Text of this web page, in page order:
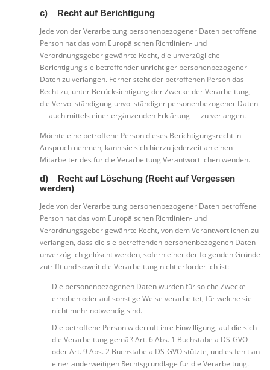
c) Recht auf Berichtigung
Jede von der Verarbeitung personenbezogener Daten betroffene
Person hat das vom Europäischen Richtlinien- und
Verordnungsgeber gewährte Recht, die unverzügliche
Berichtigung sie betreffender unrichtiger personenbezogener
Daten zu verlangen. Ferner steht der betroffenen Person das
Recht zu, unter Berücksichtigung der Zwecke der Verarbeitung,
die Vervollständigung unvollständiger personenbezogener Daten
— auch mittels einer ergänzenden Erklärung — zu verlangen.
Möchte eine betroffene Person dieses Berichtigungsrecht in
Anspruch nehmen, kann sie sich hierzu jederzeit an einen
Mitarbeiter des für die Verarbeitung Verantwortlichen wenden.
d) Recht auf Löschung (Recht auf Vergessen
werden)
Jede von der Verarbeitung personenbezogener Daten betroffene
Person hat das vom Europäischen Richtlinien- und
Verordnungsgeber gewährte Recht, von dem Verantwortlichen zu
verlangen, dass die sie betreffenden personenbezogenen Daten
unverzüglich gelöscht werden, sofern einer der folgenden Gründe
zutrifft und soweit die Verarbeitung nicht erforderlich ist:
Die personenbezogenen Daten wurden für solche Zwecke
erhoben oder auf sonstige Weise verarbeitet, für welche sie
nicht mehr notwendig sind.
Die betroffene Person widerruft ihre Einwilligung, auf die sich
die Verarbeitung gemäß Art. 6 Abs. 1 Buchstabe a DS-GVO
oder Art. 9 Abs. 2 Buchstabe a DS-GVO stützte, und es fehlt an
einer anderweitigen Rechtsgrundlage für die Verarbeitung.